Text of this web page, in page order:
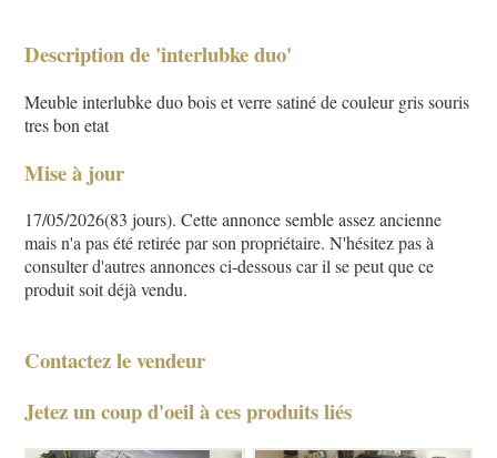
Description de 'interlubke duo'
Meuble interlubke duo bois et verre satiné de couleur gris souris
tres bon etat
Mise à jour
17/05/2026(83 jours). Cette annonce semble assez ancienne
mais n'a pas été retirée par son propriétaire. N'hésitez pas à
consulter d'autres annonces ci-dessous car il se peut que ce
produit soit déjà vendu.
Contactez le vendeur
Jetez un coup d'oeil à ces produits liés